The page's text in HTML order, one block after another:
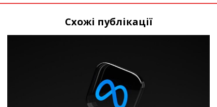
Схожі публікації